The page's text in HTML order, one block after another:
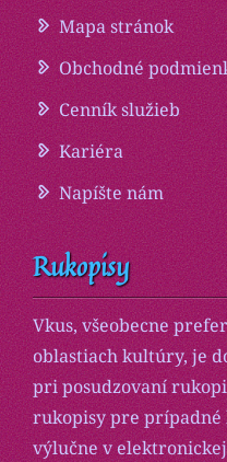
Mapa stránok
Obchodné
Cenník služieb
Kariéra
Napíšte nám
Rukopisy
Vkus, všeobecne
oblastiach kultúry, je
pri posudzovaní
rukopisy pre
výlučne v